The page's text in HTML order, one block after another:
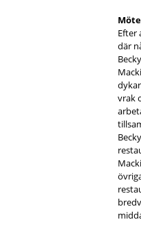
Efter
där
vrak